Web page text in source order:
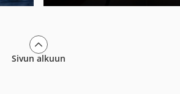
Sivun alkuun